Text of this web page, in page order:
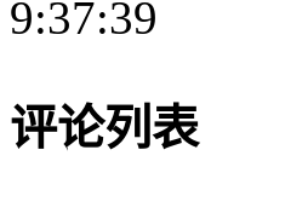
9:37:39
评论列表